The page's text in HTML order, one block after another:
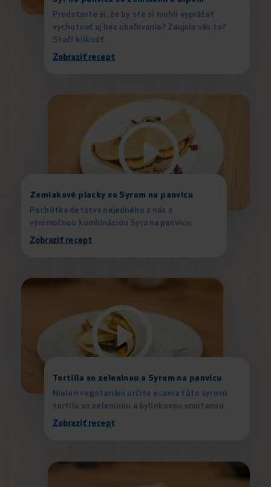
Predstavte si, že by ste si mohli vyprážať
vychutnať aj bez obaľovania? Zaujalo vás to?
Stačí kliknúť.
Zobraziť recept
Zemiakové placky so Syrom na panvicu
Pochúťka detstva nejedného z nás s
výnimočnou kombináciou Syra na panvicu.
Zobraziť recept
Tortilla so zeleninou a Syrom na panvicu
Nielen vegetariáni určite ocenia túto syrovú
tortilu so zeleninou a bylinkovou smotanou.
Zobraziť recept